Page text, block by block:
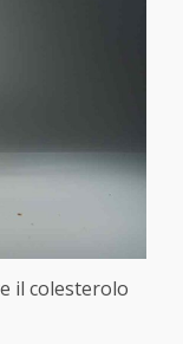
il colesterolo